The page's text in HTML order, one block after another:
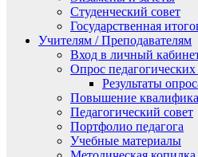
Студенческий совет
Государственная
Учителям / Преподавателям
Вход в личный
Опрос педагогических
Результаты
Повышение
Педагогический совет
Портфолио педагога
Учебные материалы